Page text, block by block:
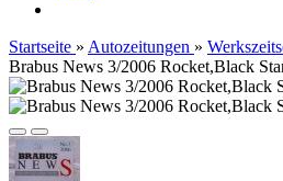
Startseite » Autozeitungen »
Brabus News 3/2006 Rocket,Black